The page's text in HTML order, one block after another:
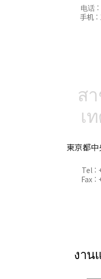
电话
手机 :
ส
เ
東京都
Tel :
Fax :
งาน